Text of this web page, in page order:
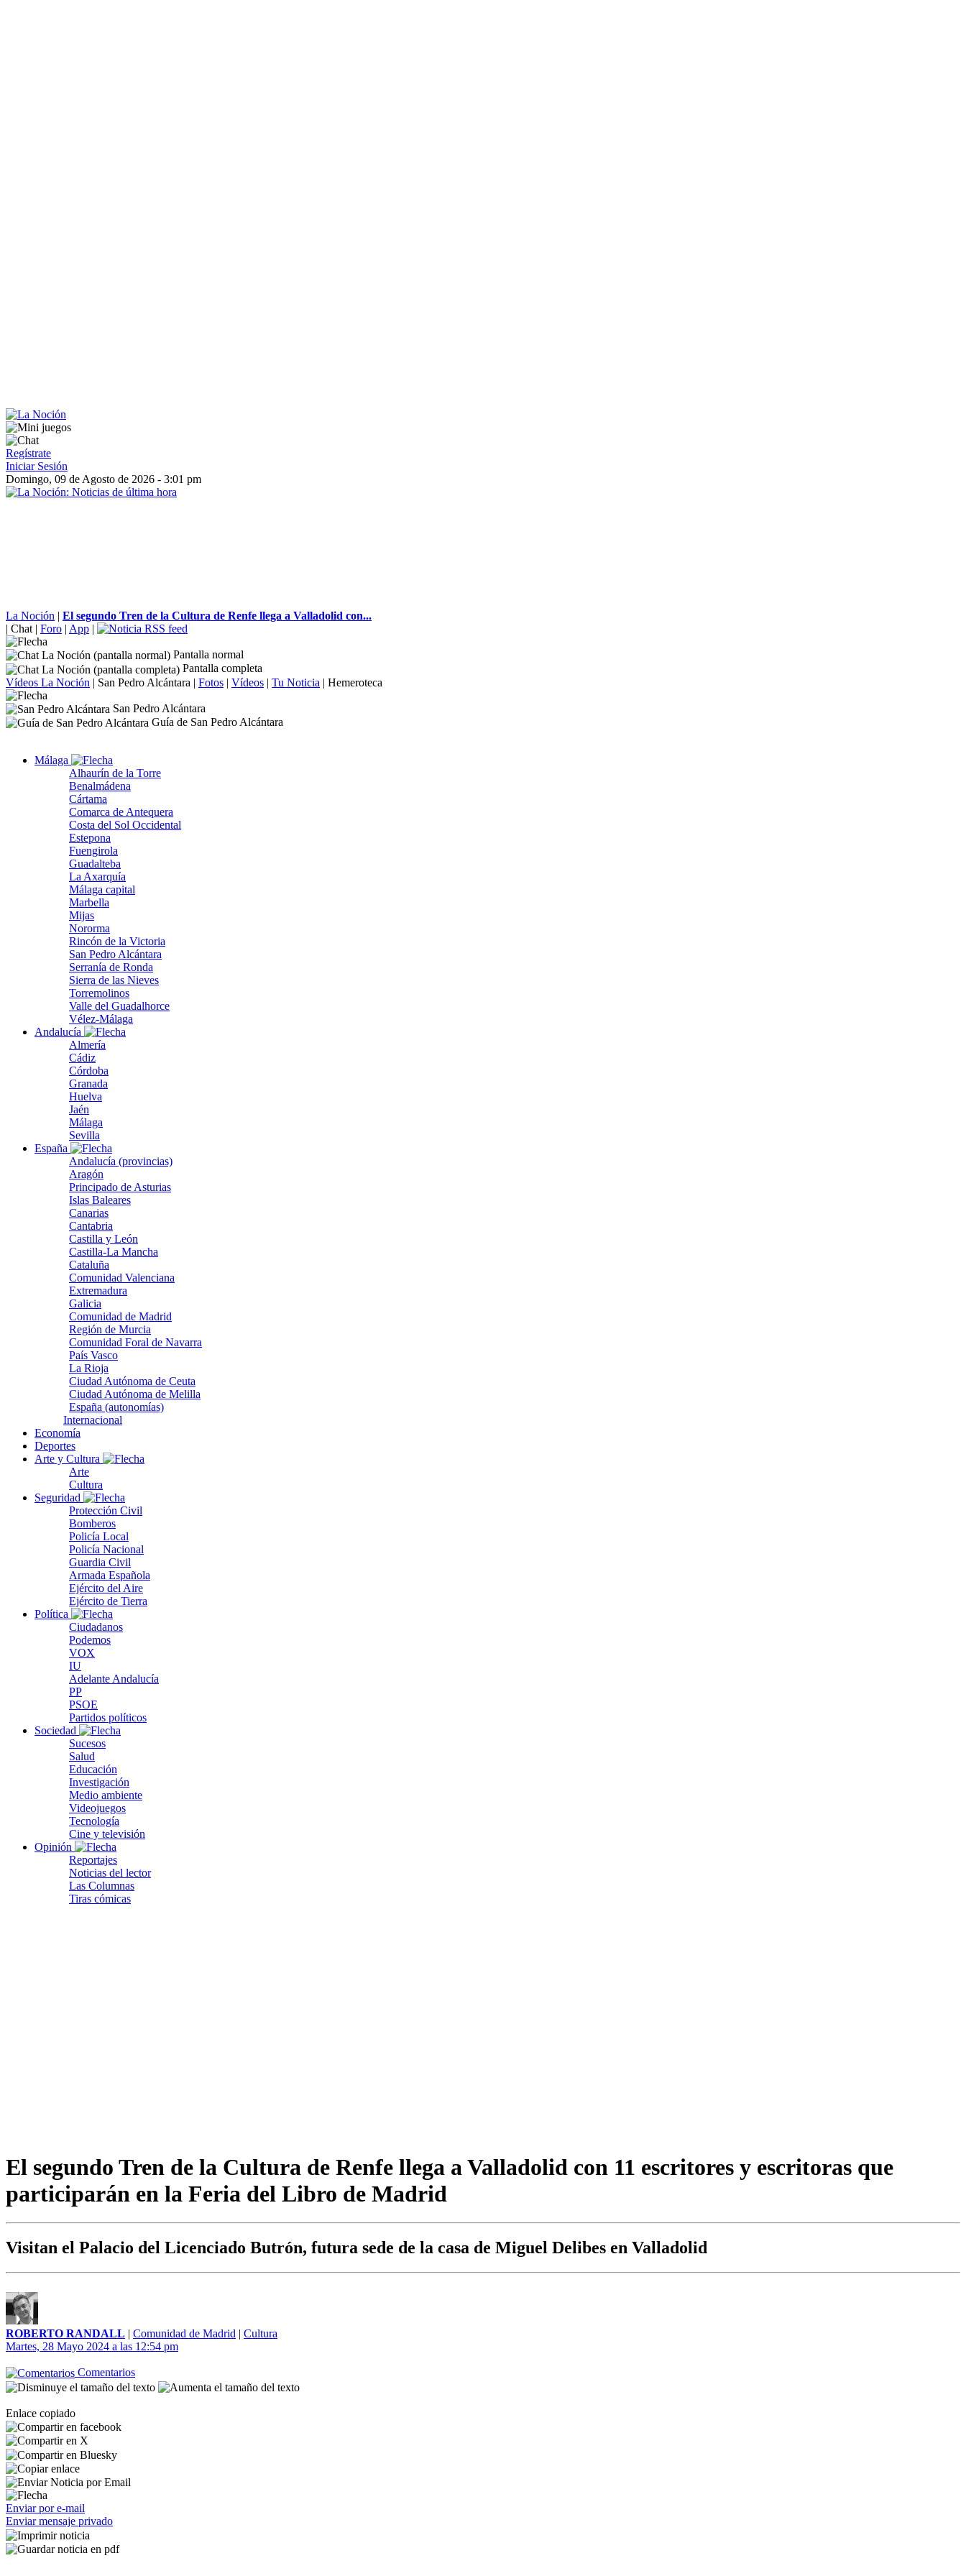
Regístrate
Iniciar Sesión
Domingo, 09 de Agosto de 2026 - 3:01 pm
La Noción | El segundo Tren de la Cultura de Renfe llega a Valladolid con...
| Chat | Foro | App |
Pantalla normal
Pantalla completa
Vídeos La Noción | San Pedro Alcántara | Fotos | Vídeos | Tu Noticia | Hemeroteca
San Pedro Alcántara
Guía de San Pedro Alcántara
Málaga
Alhaurín de la Torre
Benalmádena
Cártama
Comarca de Antequera
Costa del Sol Occidental
Estepona
Fuengirola
Guadalteba
La Axarquía
Málaga capital
Marbella
Mijas
Nororma
Rincón de la Victoria
San Pedro Alcántara
Serranía de Ronda
Sierra de las Nieves
Torremolinos
Valle del Guadalhorce
Vélez-Málaga
Andalucía
Almería
Cádiz
Córdoba
Granada
Huelva
Jaén
Málaga
Sevilla
España
Andalucía (provincias)
Aragón
Principado de Asturias
Islas Baleares
Canarias
Cantabria
Castilla y León
Castilla-La Mancha
Cataluña
Comunidad Valenciana
Extremadura
Galicia
Comunidad de Madrid
Región de Murcia
Comunidad Foral de Navarra
País Vasco
La Rioja
Ciudad Autónoma de Ceuta
Ciudad Autónoma de Melilla
España (autonomías)
Internacional
Economía
Deportes
Arte y Cultura
Arte
Cultura
Seguridad
Protección Civil
Bomberos
Policía Local
Policía Nacional
Guardia Civil
Armada Española
Ejército del Aire
Ejército de Tierra
Política
Ciudadanos
Podemos
VOX
IU
Adelante Andalucía
PP
PSOE
Partidos políticos
Sociedad
Sucesos
Salud
Educación
Investigación
Medio ambiente
Videojuegos
Tecnología
Cine y televisión
Opinión
Reportajes
Noticias del lector
Las Columnas
Tiras cómicas
El segundo Tren de la Cultura de Renfe llega a Valladolid con 11 escritores y escritoras que
participarán en la Feria del Libro de Madrid
Visitan el Palacio del Licenciado Butrón, futura sede de la casa de Miguel Delibes en Valladolid
ROBERTO RANDALL | Comunidad de Madrid | Cultura
Martes, 28 Mayo 2024 a las 12:54 pm
Comentarios
Enlace copiado
Enviar por e-mail
Enviar mensaje privado